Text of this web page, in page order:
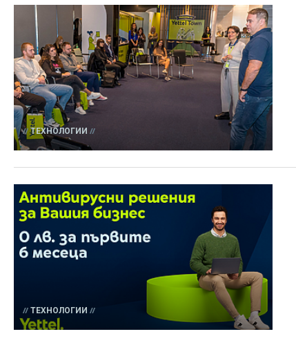
ТЕХНОЛОГИИ
ТЕХНОЛОГИИ